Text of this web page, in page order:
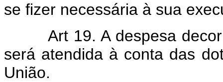
se fizer necessária à sua
Art 19. A despesa
será atendida à conta das
União.